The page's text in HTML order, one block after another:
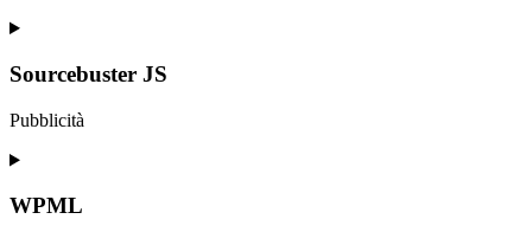
Consent
service
Sourcebuster JS
Pubblicità
Consent
service
WPML